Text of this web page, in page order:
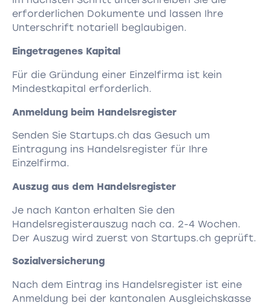
erforderlichen Dokumente und lassen Ihre
Unterschrift notariell beglaubigen.
Eingetragenes Kapital
Für die Gründung einer Einzelfirma ist kein
Mindestkapital erforderlich.
Anmeldung beim Handelsregister
Senden Sie Startups.ch das Gesuch um
Eintragung ins Handelsregister für Ihre
Einzelfirma.
Auszug aus dem Handelsregister
Je nach Kanton erhalten Sie den
Handelsregisterauszug nach ca. 2-4 Wochen.
Der Auszug wird zuerst von Startups.ch geprüft.
Sozialversicherung
Nach dem Eintrag ins Handelsregister ist eine
Anmeldung bei der kantonalen Ausgleichskasse